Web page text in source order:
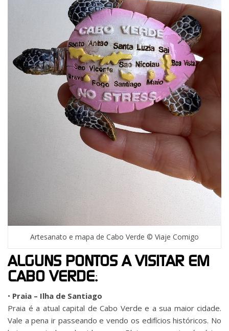
Artesanato e mapa de Cabo Verde © Viaje Comigo
ALGUNS PONTOS A VISITAR EM
CABO VERDE:
• Praia – Ilha de Santiago
Praia é a atual capital de Cabo Verde e a sua maior cidade.
Vale a pena ir passeando e vendo os edifícios históricos. No